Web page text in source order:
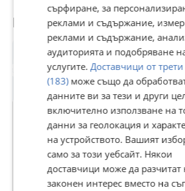
Потребител
АДРЕС
В Bazar.BG от 26 октомври
Последно активен 06 август в
сърфиране, за
реклами и съдържание,
реклами и съдържание,
аудиторията и подобряване
услугите.Доставчици от
(183)може също да
данните ви за тези и други
включително използване на
данни за геолокация и
на устройството. Вашият
само за този уебсайт. Някои
доставчици може да разчитат
законен интерес вместо на